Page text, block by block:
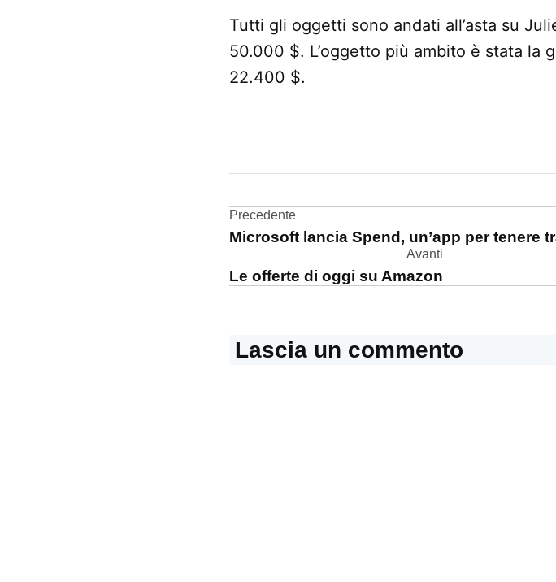
Tutti gli oggetti sono andati all’asta su
50.000 $. L’oggetto più ambito è stata la
22.400 $.
Steve
Jobs
Navigazione
Precedente
Microsoft lancia Spend, un’app per tenere
Avanti
Le offerte di oggi su Amazon
Lascia un commento